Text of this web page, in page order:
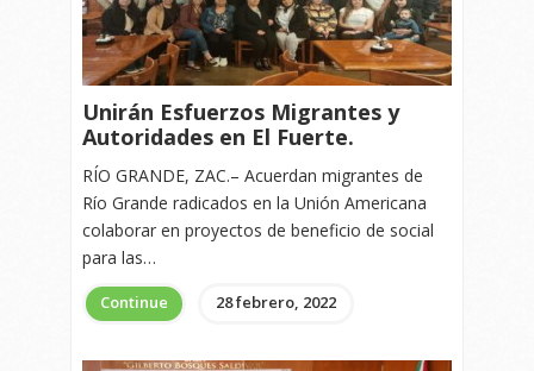
Unirán Esfuerzos Migrantes y
Autoridades en El Fuerte.
RÍO GRANDE, ZAC.– Acuerdan migrantes de
Río Grande radicados en la Unión Americana
colaborar en proyectos de beneficio de social
para las…
Continue 28 febrero, 2022